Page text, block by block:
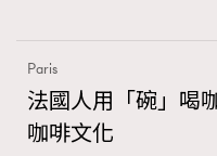
Paris
法國人用「碗」喝
咖啡文化